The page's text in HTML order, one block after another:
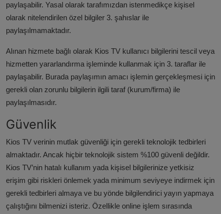
paylaşabilir. Yasal olarak tarafımızdan istenmedikçe kişisel
olarak nitelendirilen özel bilgiler 3. şahıslar ile
paylaşılmamaktadır.
Alınan hizmete bağlı olarak Kios TV kullanıcı bilgilerini tescil veya
hizmetten yararlandırma işleminde kullanmak için 3. taraflar ile
paylaşabilir. Burada paylaşımın amacı işlemin gerçekleşmesi için
gerekli olan zorunlu bilgilerin ilgili taraf (kurum/firma) ile
paylaşılmasıdır.
Güvenlik
Kios TV verinin mutlak güvenliği için gerekli teknolojik tedbirleri
almaktadır. Ancak hiçbir teknolojik sistem %100 güvenli değildir.
Kios TV’nin hatalı kullanım yada kişisel bilgilerinize yetkisiz
erişim gibi riskleri önlemek yada minimum seviyeye indirmek için
gerekli tedbirleri almaya ve bu yönde bilgilendirici yayın yapmaya
çalıştığını bilmenizi isteriz. Özellikle online işlem sırasında